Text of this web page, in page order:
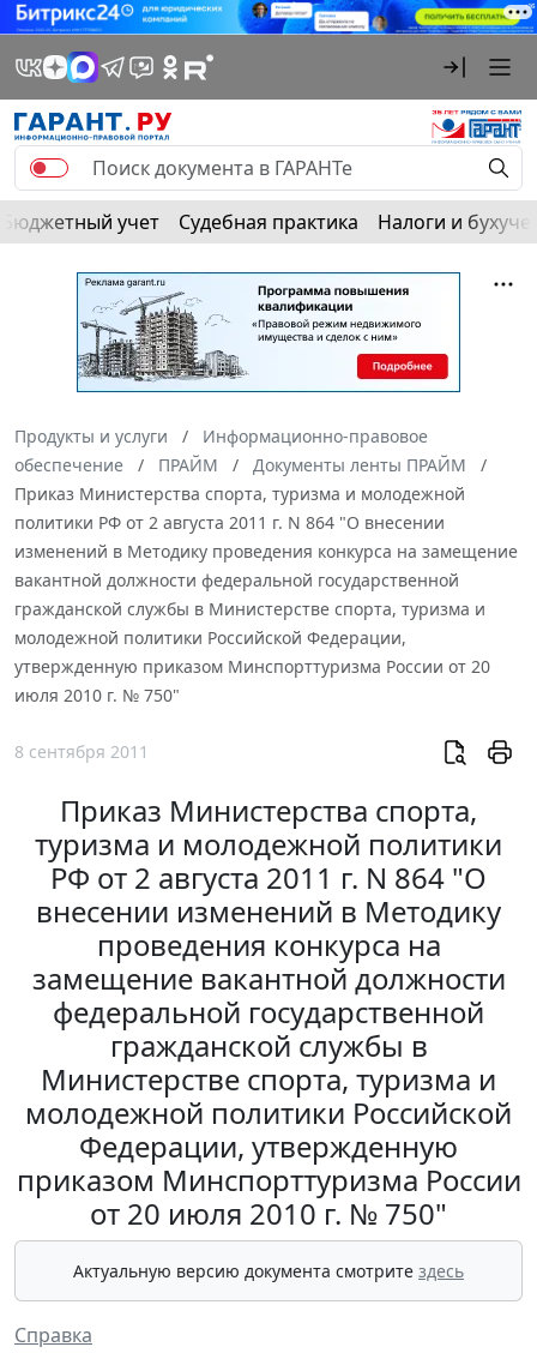
Бюджетный учет Судебная практика Налоги и
Продукты и услуги
Информационно-правовое
обеспечение
ПРАЙМ
Документы ленты ПРАЙМ
Приказ Министерства спорта, туризма и молодежной
политики РФ от 2 августа 2011 г. N 864 "О внесении
изменений в Методику проведения конкурса на замещение
вакантной должности федеральной государственной
гражданской службы в Министерстве спорта, туризма и
молодежной политики Российской Федерации,
утвержденную приказом Минспорттуризма России от 20
июля 2010 г. № 750"
8 сентября 2011
Приказ Министерства спорта,
туризма и молодежной политики
РФ от 2 августа 2011 г. N 864 "О
внесении изменений в Методику
проведения конкурса на
замещение вакантной должности
федеральной государственной
гражданской службы в
Министерстве спорта, туризма и
молодежной политики Российской
Федерации, утвержденную
приказом Минспорттуризма России
от 20 июля 2010 г. № 750"
Актуальную версию документа смотрите здесь
Справка